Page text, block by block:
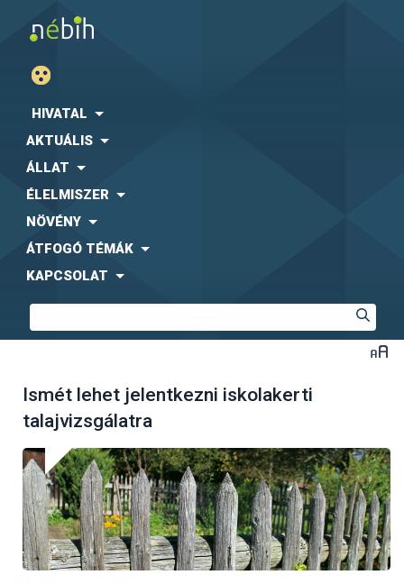
HIVATAL
AKTUÁLIS
ÁLLAT
ÉLELMISZER
NÖVÉNY
ÁTFOGÓ TÉMÁK
KAPCSOLAT
Ismét lehet jelentkezni iskolakerti
talajvizsgálatra